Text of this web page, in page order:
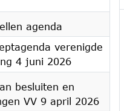
agenda
verenigde
4 juni 2026
besluiten en
VV 9 april 2026